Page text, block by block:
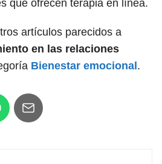
que ofrecen terapia en línea.
artículos parecidos a
en las relaciones
Bienestar emocional .